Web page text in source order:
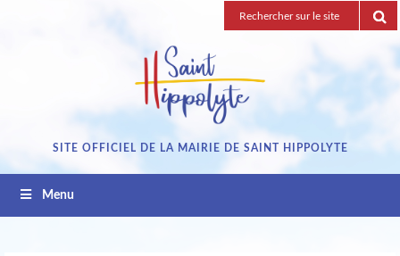
Recherche
pour
SITE OFFICIEL DE LA MAIRIE DE SAINT HIPPOLYTE
Menu